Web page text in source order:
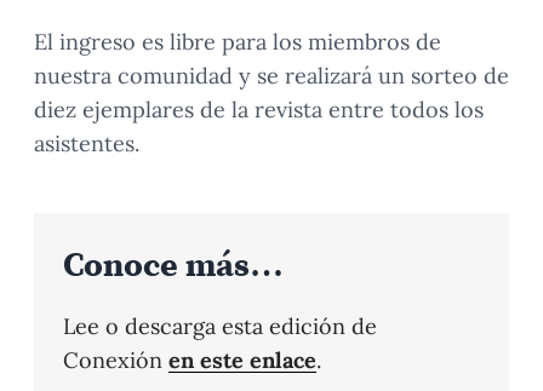
El ingreso es libre para los miembros de
nuestra comunidad y se realizará un sorteo de
diez ejemplares de la revista entre todos los
asistentes.
Conoce más…
Lee o descarga esta edición de
Conexión en este enlace.